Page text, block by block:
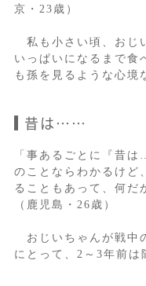
京・23歳）
私も小さい頃、おじ
いっぱいになるまで食
も孫を見るような心境
昔は……
「事あるごとに『昔
のことならわかるけど
ることもあって、何だ
（鹿児島・26歳）
おじいちゃんが戦中
にとって、2～3年前は